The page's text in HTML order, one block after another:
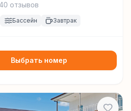
40 отзывов
Бассейн Завтрак
Выбрать номер